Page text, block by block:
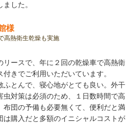
した。
様
高熱衛生乾燥も実施
リースで、年に２回の乾燥車で高熱衛
きでご利用いただいています。
ふとんで、寝心地がとても良い。外干
虫対策は必須のため、１日数時間で高
布団の予備も必要無くて、便利だと満
は購入だと多額のイニシャルコストが